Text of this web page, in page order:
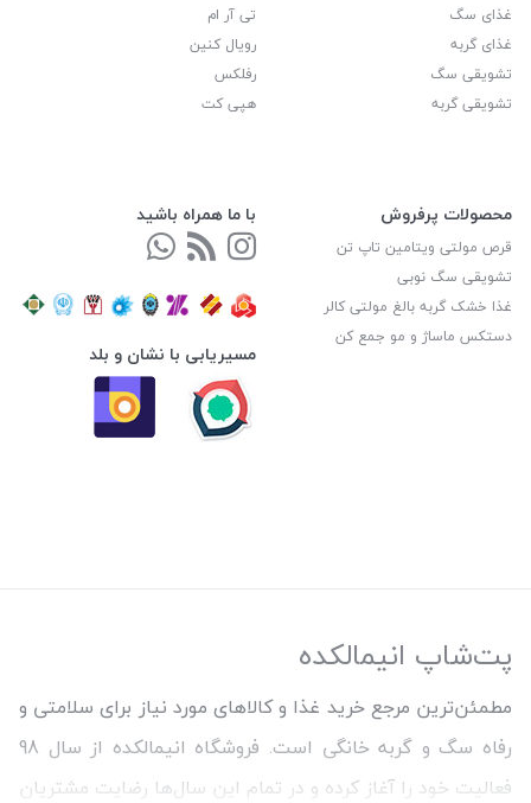
غذای سگ
غذای گربه
تشویقی سگ
تشویقی گربه
تی آر ام
رویال کنین
رفلکس
هپی کت
محصولات پرفروش
قرص مولتی ویتامین تاپ تن
تشویقی سگ نوبی
غذا خشک گربه بالغ مولتی کالر
دستکس ماساژ و مو جمع کن
با ما همراه باشید
مسیریابی با نشان و بلد
پت‌شاپ انیمالکده
مطمئن‌ترین مرجع خرید غذا و کالاهای مورد نیاز برای سلامتی و
رفاه سگ و گربه خانگی است. فروشگاه انیمالکده از سال 98
فعالیت خود را آغاز کرده و در تمام این سال‌ها رضایت مشتریان